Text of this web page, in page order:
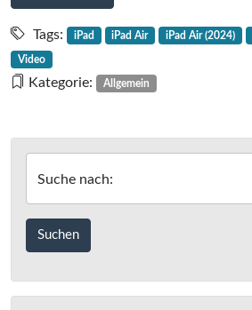
Das
iPad
(2024)
Schaumkuss
Tags: iPad iPad Air iPad Air (2024)
Video
Kategorie: Allgemein
Suche nach: